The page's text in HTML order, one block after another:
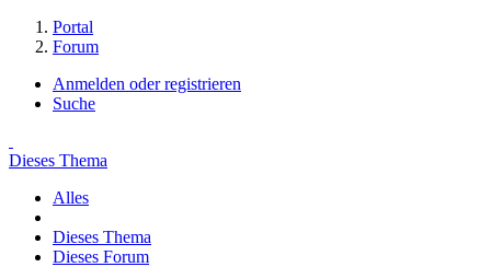
Portal
Forum
Anmelden oder registrieren
Suche
Dieses Thema
Alles
Dieses Thema
Dieses Forum